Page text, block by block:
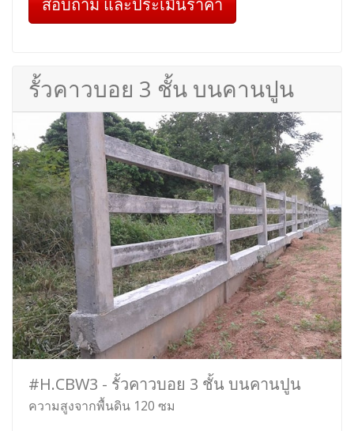
สอบถาม และประเมินราคา
รั้วคาวบอย 3 ชั้น บนคานปูน
#H.CBW3 - รั้วคาวบอย 3 ชั้น บนคานปูน
ความสูงจากพื้นดิน 120 ซม